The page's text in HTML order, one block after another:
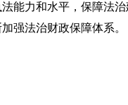
能力和水平，保障法
强法治财政保障体系。